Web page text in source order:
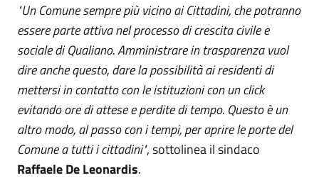
"Un Comune sempre più vicino ai Cittadini, che potranno
essere parte attiva nel processo di crescita civile e
sociale di Qualiano. Amministrare in trasparenza vuol
dire anche questo, dare la possibilità ai residenti di
mettersi in contatto con le istituzioni con un click
evitando ore di attese e perdite di tempo. Questo è un
altro modo, al passo con i tempi, per aprire le porte del
Comune a tutti i cittadini", sottolinea il sindaco
Raffaele De Leonardis.